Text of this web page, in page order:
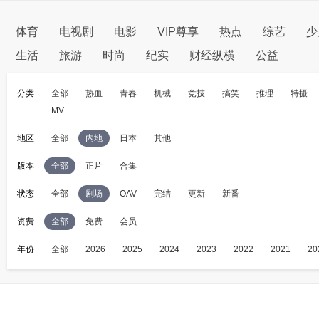
体育 电视剧 电影 VIP尊享 热点 综艺
生活
旅游 时尚 纪实 财经纵横 公益
分类 全部 热血 青春 机械 竞技 搞笑 推理
特摄
MV
地区 全部 内地 日本 其他
版本 全部 正片 合集
状态 全部 剧场 OAV 完结 更新 新番
资费 全部 免费 会员
年份 全部 2026 2025 2024 2023 2022 2021